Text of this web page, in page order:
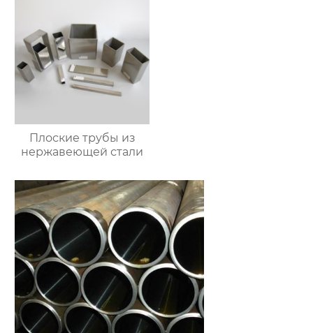
Плоские трубы из
нержавеющей стали